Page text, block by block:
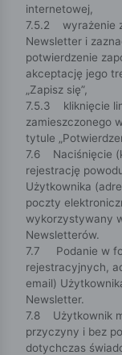
internetowej,
7.5.2 wyrażenie
Newsletter i
potwierdzenie
akceptację jego
„Zapisz się”,
7.5.3 kliknięcie
zamieszczonego
tytule
7.6 Naciśnięcie
rejestrację
Użytkownika
poczty
wykorzystywany
Newsletterów.
7.7 Podanie w
rejestracyjnych,
email)
Newsletter.
7.8 Użytkownik
przyczyny i bez
dotychczas